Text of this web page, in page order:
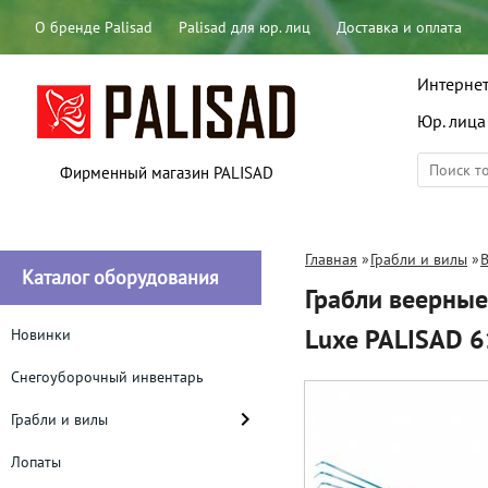
О бренде Palisad Palisad для юр. лиц Доставка и оплата
Фирменный магазин PALISAD
Юр. лица
Каталог оборудования
Новинки
Снегоуборочный инвентарь
Грабли и вилы
Лопаты
Главная »Грабли и вилы »
Грабли
Luxe PALISAD